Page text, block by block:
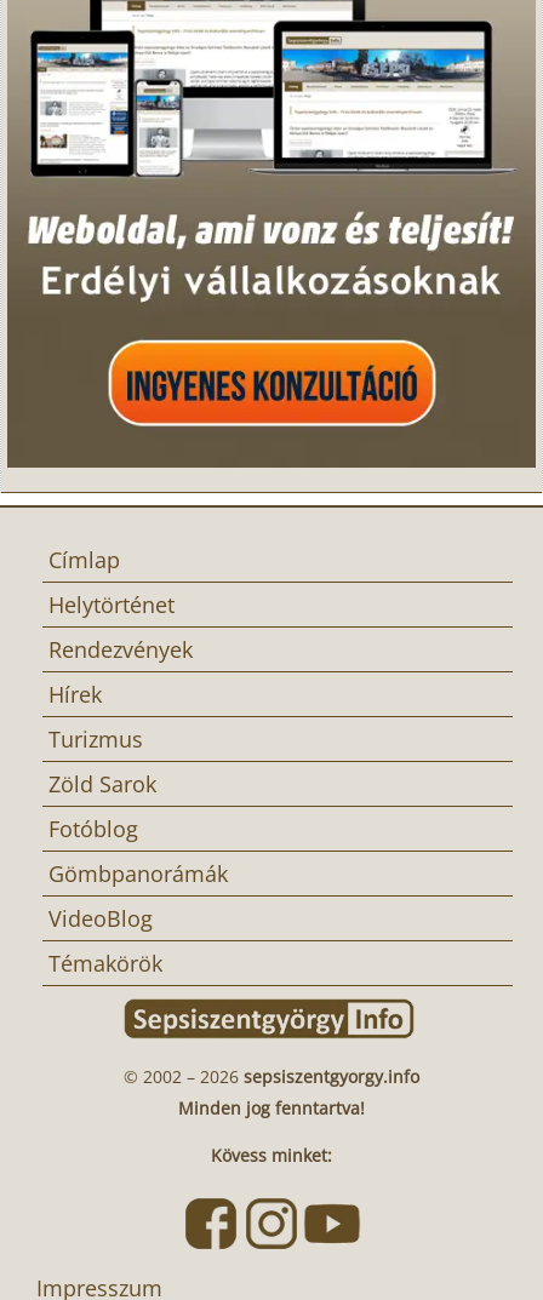
Címlap
Helytörténet
Rendezvények
Hírek
Turizmus
Zöld Sarok
Fotóblog
Gömbpanorámák
VideoBlog
Témakörök
© 2002 – 2026 sepsiszentgyorgy.info
Minden jog fenntartva!
Kövess minket:
Impresszum